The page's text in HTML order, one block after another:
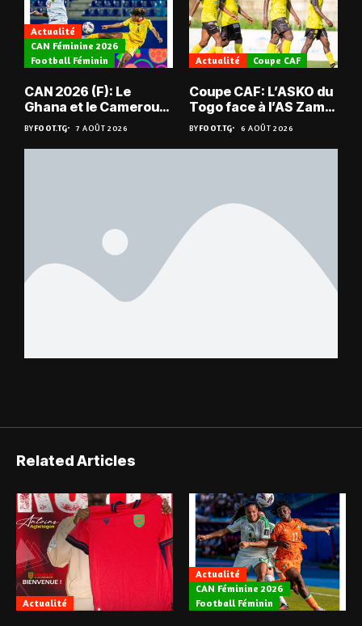
Actualité
CAN Féminine 2026
Football Féminin
CAN 2026 (F): Le
Ghana et le Cameroun
en quarts
BYFOOT.TG 7 AOÛT 2026
Actualité Coupe CAF
Coupe CAF: L’ASKO du
Togo face à l’AS Zam
du Niger
BYFOOT.TG 6 AOÛT 2026
Related Articles
Actualité
Actualité
CAN Féminine 2026
Football Féminin